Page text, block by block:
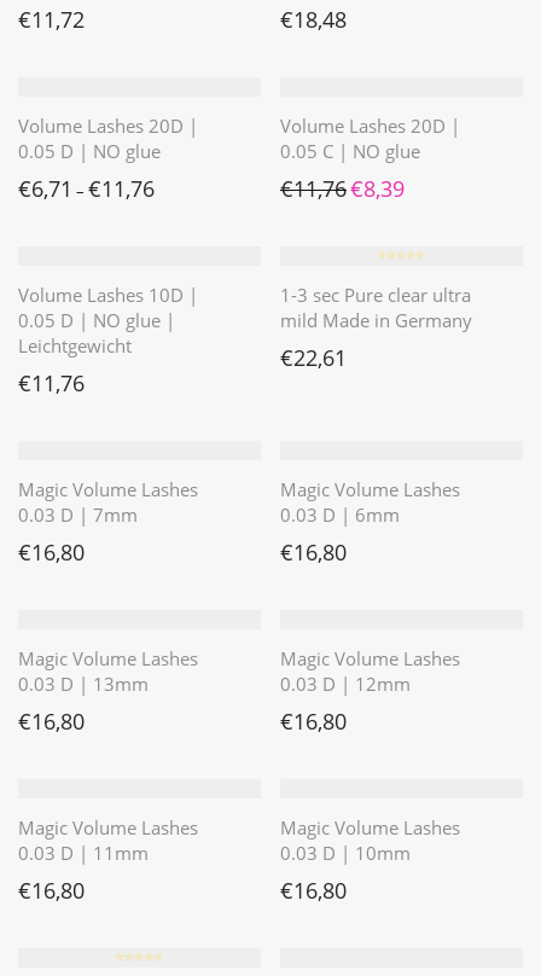
€11,72 €18,48
Volume Lashes 20D |
0.05 D | NO glue
€6,71 – €11,76
Volume Lashes 20D |
0.05 C | NO glue
€11,76 Ursprünglicher Preis war:
€8,39Aktueller Preis ist:
Volume Lashes 10D |
0.05 D | NO glue |
Leichtgewicht
€11,76
⭐️⭐️⭐️⭐️⭐️
1-3 sec Pure clear ultra
mild Made in Germany
€22,61
Magic Volume Lashes
0.03 D | 7mm
€16,80
Magic Volume Lashes
0.03 D | 6mm
€16,80
Magic Volume Lashes
0.03 D | 13mm
€16,80
Magic Volume Lashes
0.03 D | 12mm
€16,80
Magic Volume Lashes
0.03 D | 11mm
€16,80
Magic Volume Lashes
0.03 D | 10mm
€16,80
⭐️⭐️⭐️⭐️⭐️